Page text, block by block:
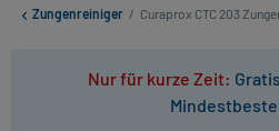
Zungenreiniger / Curaprox CTC 203
Nur für kurze Zeit: